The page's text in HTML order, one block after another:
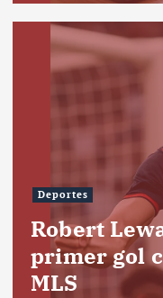
Deportes
Robert
primer gol
MLS